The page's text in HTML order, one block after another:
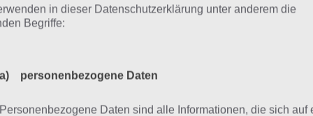
du dir ein besseres Bild der App für Android und iOS
noch ein Gameplay Video parat. So kannst du
in dieser Datenschutzerklärung unter anderem die
Begriffe:
a) personenbezogene Daten
Personenbezogene Daten sind alle Informationen, die sich auf